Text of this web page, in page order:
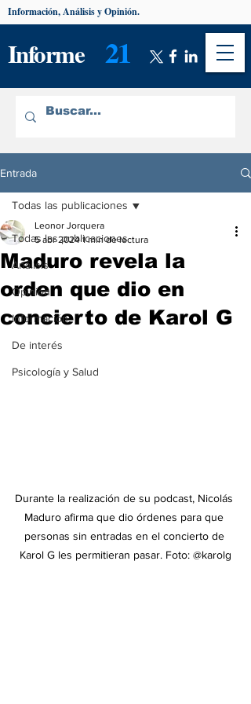
Informe 21
Información, Análisis y Opinión.
Entrada
Todas las publicaciones
Análisis
Opinión
Información
De interés
Psicología y Salud
Todas las publicaciones
Maduro revela la
orden que dio en
concierto de Karol G
Leonor Jorquera
5 abr 2024 1 min de lectura
Durante la realización de su podcast, Nicolás
Maduro afirma que dio órdenes para que
personas sin entradas en el concierto de
Karol G les permitieran pasar. Foto: @karolg